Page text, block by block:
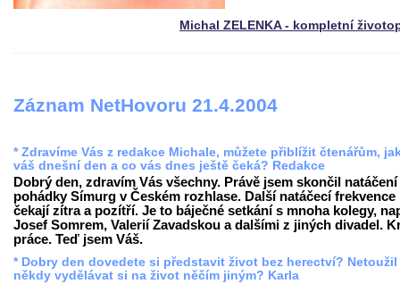
Michal ZELENKA - kompletní
Záznam NetHovoru 21.4.2004
* Zdravíme Vás z redakce Michale, můžete přiblížit čtenářům,
váš dnešní den a co vás dnes ještě čeká? Redakce
Dobrý den, zdravím Vás všechny. Právě jsem skončil natáčení
pohádky Símurg v Českém rozhlase. Další natáčecí frekvence
čekají zítra a pozítří. Je to báječné setkání s mnoha kolegy,
Josef Somrem, Valerií Zavadskou a dalšími z jiných divadel.
práce. Teď jsem Váš.
* Dobry den dovedete si představit život bez herectví?
někdy vydělávat si na život něčím jiným? Karla